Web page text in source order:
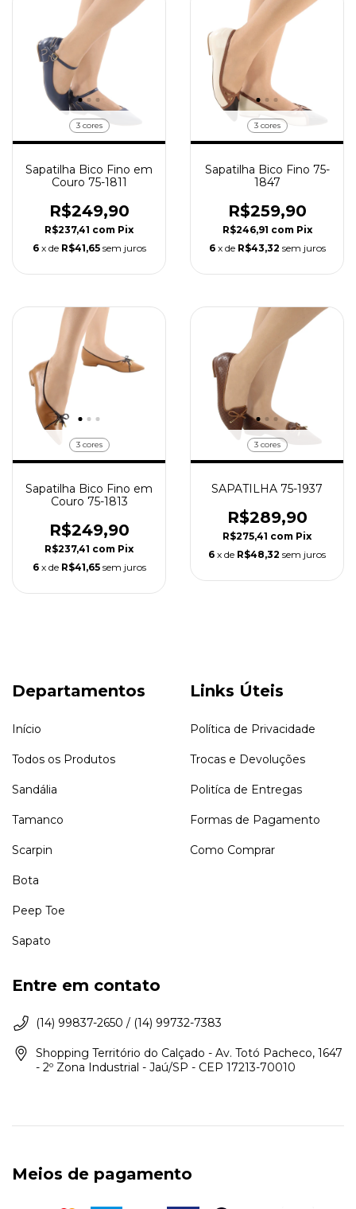
3 cores
Sapatilha Bico Fino em
Couro 75-1811
R$249,90
R$237,41 com Pix
6 x de R$41,65 sem juros
3 cores
Sapatilha Bico Fino 75-
1847
R$259,90
R$246,91 com Pix
6 x de R$43,32 sem juros
3 cores
Sapatilha Bico Fino em
Couro 75-1813
R$249,90
R$237,41 com Pix
6 x de R$41,65 sem juros
3 cores
SAPATILHA 75-1937
R$289,90
R$275,41 com Pix
6 x de R$48,32 sem juros
Departamentos
Início
Todos os Produtos
Sandália
Tamanco
Scarpin
Bota
Peep Toe
Sapato
Links Úteis
Política de Privacidade
Trocas e Devoluções
Politíca de Entregas
Formas de Pagamento
Como Comprar
Entre em contato
(14) 99837-2650 / (14) 99732-7383
Shopping Território do Calçado - Av. Totó Pacheco, 1647
- 2º Zona Industrial - Jaú/SP - CEP 17213-70010
Meios de pagamento